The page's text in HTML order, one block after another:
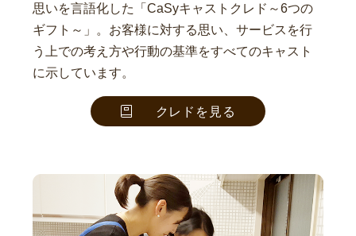
思いを言語化した「CaSyキャストクレド～6つの
ギフト～」。お客様に対する思い、サービスを行
う上での考え方や行動の基準をすべてのキャスト
に示しています。
クレドを見る